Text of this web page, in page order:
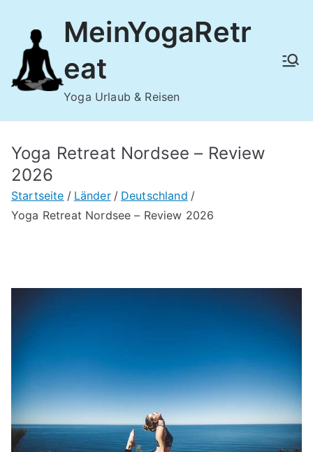
springen
MeinYogaRetr
eat
Yoga Urlaub & Reisen
Yoga Retreat Nordsee – Review
2026
Startseite Länder
Deutschland
Yoga Retreat Nordsee – Review 2026